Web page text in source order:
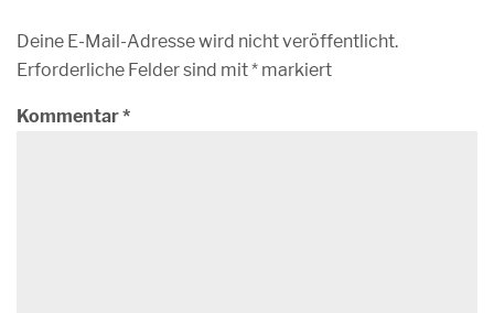
Deine E-Mail-Adresse wird nicht veröffentlicht.
Erforderliche Felder sind mit* markiert
Kommentar*